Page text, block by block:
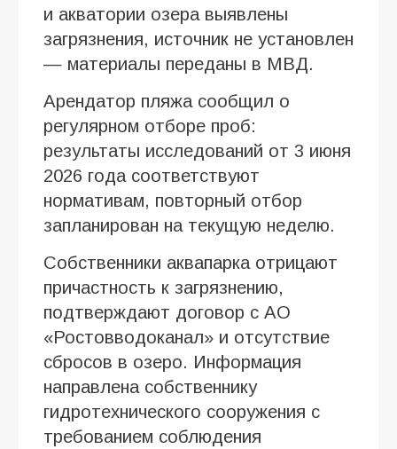
и акватории озера выявлены
загрязнения, источник не установлен
— материалы переданы в МВД.
Арендатор пляжа сообщил о
регулярном отборе проб:
результаты исследований от 3 июня
2026 года соответствуют
нормативам, повторный отбор
запланирован на текущую неделю.
Собственники аквапарка отрицают
причастность к загрязнению,
подтверждают договор с АО
«Ростовводоканал» и отсутствие
сбросов в озеро. Информация
направлена собственнику
гидротехнического сооружения с
требованием соблюдения